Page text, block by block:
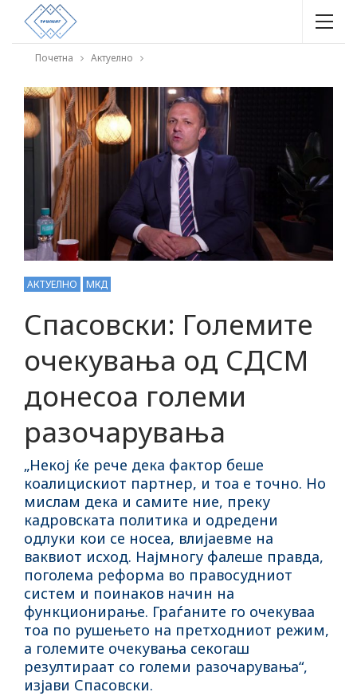
Почетна Актуелно
АКТУЕЛНО МКД
Спасовски: Големите
очекувања од СДСМ
донесоа големи
разочарувања
„Некој ќе рече дека фактор беше
коалицискиот партнер, и тоа е точно. Но
мислам дека и самите ние, преку
кадровската политика и одредени
одлуки кои се носеа, влијаевме на
ваквиот исход. Најмногу фалеше правда,
поголема реформа во правосудниот
систем и поинаков начин на
функционирање. Граѓаните го очекуваа
тоа по рушењето на претходниот режим,
а големите очекувања секогаш
резултираат со големи разочарувања“,
изјави Спасовски.